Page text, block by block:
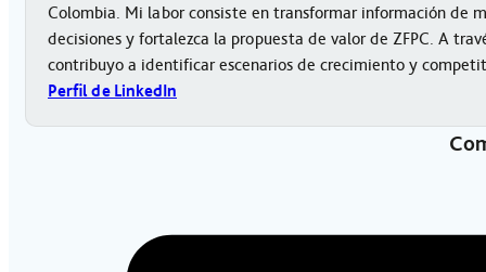
Colombia. Mi labor consiste en transformar información de
decisiones y fortalezca la propuesta de valor de ZFPC. A
contribuyo a identificar escenarios de crecimiento y
Perfil de LinkedIn